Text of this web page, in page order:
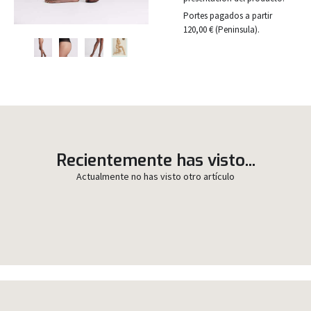
Portes pagados a partir
120,00 € (Peninsula).
Recientemente has visto...
Actualmente no has visto otro artículo